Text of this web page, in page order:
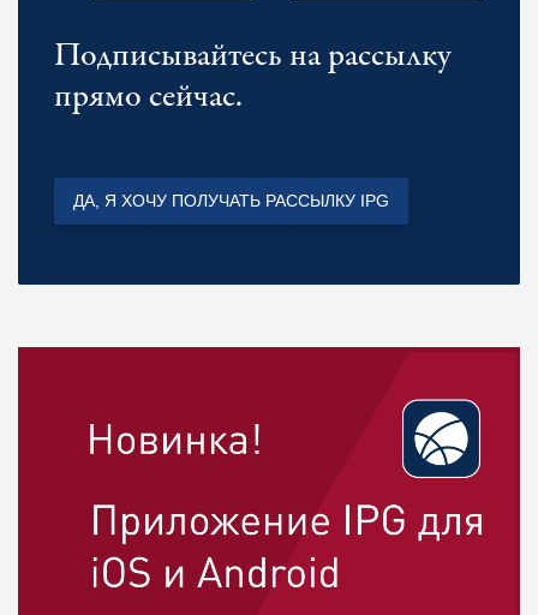
Подписывайтесь на рассылку
прямо сейчас.
ДА, Я ХОЧУ ПОЛУЧАТЬ РАССЫЛКУ IPG